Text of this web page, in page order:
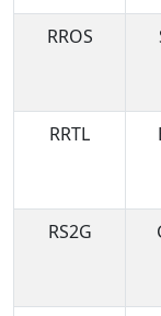
RROS
RRTL
RS2G